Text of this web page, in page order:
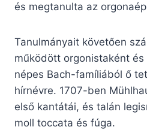
és megtanulta az
Tanulmányait követően
működött orgonistaként
népes Bach-famíliából ő
hírnévre. 1707-ben
első kantátái, és talán
moll toccata és fúga.